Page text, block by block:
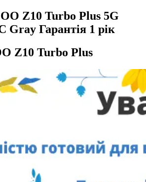
Z10 Turbo Plus 5G
Gray Гарантія 1 рік
Z10 Turbo Plus